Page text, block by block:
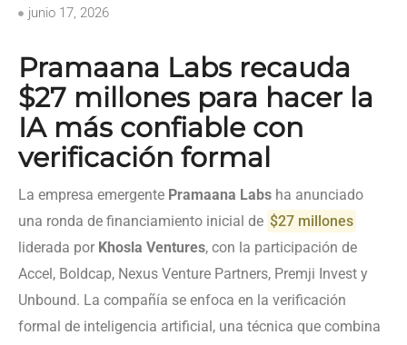
junio 17, 2026
Pramaana Labs recauda
$27 millones para hacer la
IA más confiable con
verificación formal
La empresa emergente Pramaana Labs ha anunciado
una ronda de financiamiento inicial de $27 millones
liderada por Khosla Ventures, con la participación de
Accel, Boldcap, Nexus Venture Partners, Premji Invest y
Unbound. La compañía se enfoca en la verificación
formal de inteligencia artificial, una técnica que combina